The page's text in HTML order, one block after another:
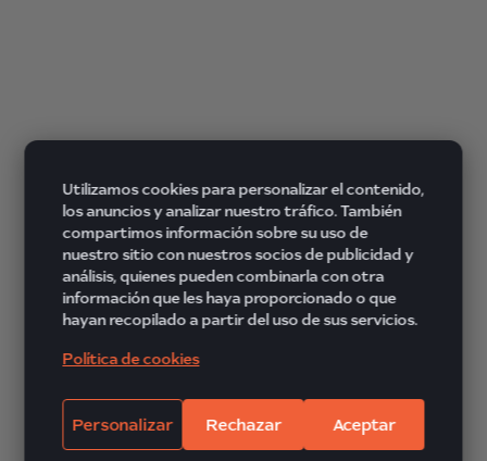
Utilizamos cookies para personalizar el contenido,
los anuncios y analizar nuestro tráfico. También
compartimos información sobre su uso de
nuestro sitio con nuestros socios de publicidad y
análisis, quienes pueden combinarla con otra
información que les haya proporcionado o que
hayan recopilado a partir del uso de sus servicios.
Política de cookies
Personalizar Rechazar Aceptar